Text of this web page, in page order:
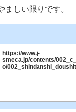
ましい限りです。
https://www.j-
smeca.jp/contents/
o/